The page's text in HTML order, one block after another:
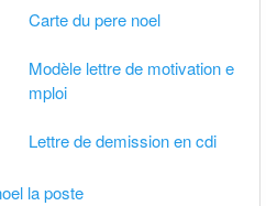
Carte du pere noel
Modèle lettre de motivation e
mploi
Lettre de demission en cdi
la poste